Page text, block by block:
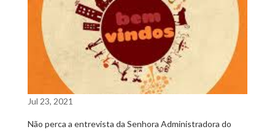
Jul 23, 2021
Não perca a entrevista da Senhora Administradora do